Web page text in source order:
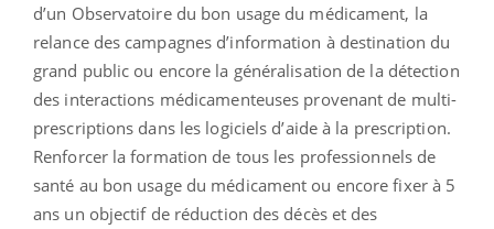
d’un Observatoire du bon usage du médicament, la
relance des campagnes d’information à destination du
grand public ou encore la généralisation de la détection
des interactions médicamenteuses provenant de multi-
prescriptions dans les logiciels d’aide à la prescription.
Renforcer la formation de tous les professionnels de
santé au bon usage du médicament ou encore fixer à 5
ans un objectif de réduction des décès et des